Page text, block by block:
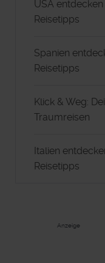
USA
Reisetipps
Spanien
Reisetipps
Klick & Weg:
Traumreisen
Italien
Reisetipps
Anzeige